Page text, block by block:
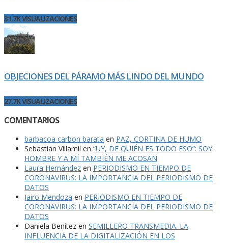
31.7K VISUALIZACIONES
OBJECIONES DEL PÁRAMO MÁS LINDO DEL MUNDO
27.7K VISUALIZACIONES
COMENTARIOS
barbacoa carbon barata en PAZ, CORTINA DE HUMO
Sebastian Villamil en “UY, DE QUIÉN ES TODO ESO”: SOY
HOMBRE Y A MÍ TAMBIÉN ME ACOSAN
Laura Hernández en PERIODISMO EN TIEMPO DE
CORONAVIRUS: LA IMPORTANCIA DEL PERIODISMO DE
DATOS
Jairo Mendoza en PERIODISMO EN TIEMPO DE
CORONAVIRUS: LA IMPORTANCIA DEL PERIODISMO DE
DATOS
Daniela Benítez en SEMILLERO TRANSMEDIA. LA
INFLUENCIA DE LA DIGITALIZACIÓN EN LOS